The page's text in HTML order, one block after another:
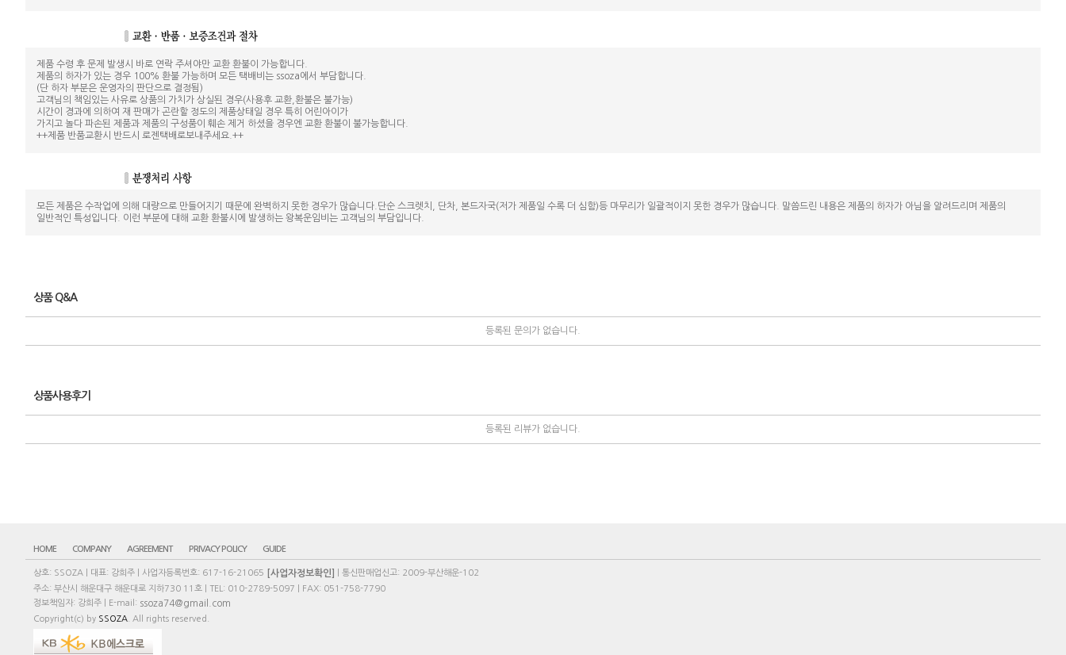
제품 수령 후 문제 발생시 바로 연락 주셔야만 교환 환불이 가능합니다.
제품의 하자가 있는 경우 100% 환불 가능하며 모든 택배비는 ssoza에서 부담합니다.
(단 하자 부분은 운영자의 판단으로 결정됨)
고객님의 책임있는 사유로 상품의 가치가 상실된 경우(사용후 교환,환불은 불가능)
시간이 경과에 의하여 재 판매가 곤란할 정도의 제품상태일 경우 특히 어린아이가
가지고 놀다 파손된 제품과 제품의 구성품이 훼손 제거 하셨을 경우엔 교환 환불이 불가능합니다.
++제품 반품교환시 반드시 로젠택배로보내주세요.++
모든 제품은 수작업에 의해 대량으로 만들어지기 때문에 완벽하지 못한 경우가 많습니다.단순 스크렛치, 단차, 본드자국(저가 제품일 수록 더 심함)등 마무리가 일괄적이지 못한 경우가 많습니다. 말씀드린 내용은 제품의 하자가 아님을 알려드리며 제품의
일반적인 특성입니다. 이런 부분에 대해 교환 환불시에 발생하는 왕복운임비는 고객님의 부담입니다.
상품 Q&A
등록된 문의가 없습니다.
상품사용후기
등록된 리뷰가 없습니다.
HOME COMPANY AGREEMENT PRIVACY POLICY GUIDE
상호: SSOZA | 대표: 강희주 | 사업자등록번호: 617-16-21065 [사업자정보확인]
| 통신판매업신고: 2009-부산해운-102
주소: 부산시 해운대구 해운대로 지하730 11호 | TEL: 010-2789-5097 | FAX: 051-758-7790
정보책임자: 강희주 | E-mail: ssoza74@gmail.com
Copyright(c) by SSOZA. All rights reserved.